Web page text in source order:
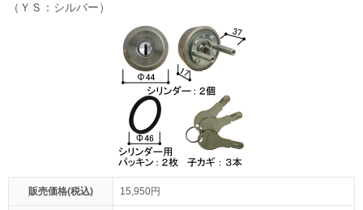
（ＹＳ：シルバー）
販売価格(税込) 15,950円